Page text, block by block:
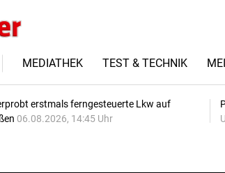
MEDIATHEK TEST & TECHNIK
erstmals ferngesteuerte Lkw auf
06.08.2026, 14:45 Uhr